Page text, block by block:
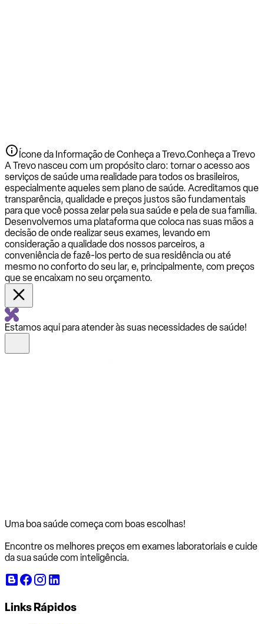
Ícone da Informação de Conheça a Trevo.Conheça a Trevo
A Trevo nasceu com um propósito claro: tornar o acesso aos
serviços de saúde uma realidade para todos os brasileiros,
especialmente aqueles sem plano de saúde. Acreditamos que
transparência, qualidade e preços justos são fundamentais
para que você possa zelar pela sua saúde e pela de sua família.
Desenvolvemos uma plataforma que coloca nas suas mãos a
decisão de onde realizar seus exames, levando em
consideração a qualidade dos nossos parceiros, a
conveniência de fazê-los perto de sua residência ou até
mesmo no conforto do seu lar, e, principalmente, com preços
que se encaixam no seu orçamento.
Estamos aqui para atender às suas necessidades de saúde!
Uma boa saúde começa com boas escolhas!
Encontre os melhores preços em exames laboratoriais e cuide
da sua saúde com inteligência.
Links Rápidos